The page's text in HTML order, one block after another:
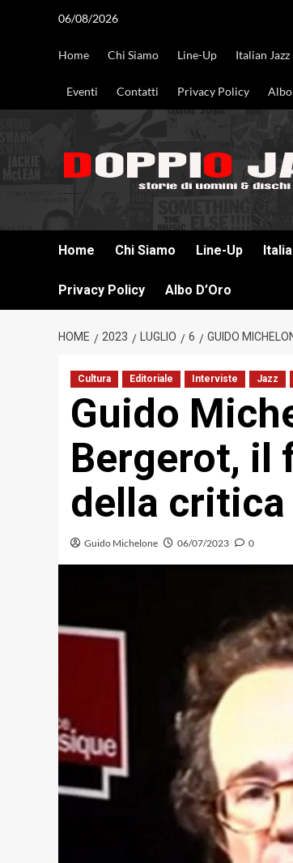
06/08/2026
Home Chi Siamo Line-Up Italian Jazz
Eventi Contatti Privacy Policy Albo
Home Chi Siamo Line-Up
Privacy Policy Albo D’Oro
HOME 2023 LUGLIO 6 GUIDO
Cultura Editoriale Interviste Jazz
Guido
Bergerot, il
della critica
Guido Michelone 06/07/2023 0